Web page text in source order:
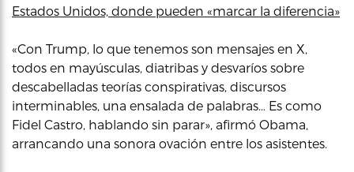
Estados Unidos, donde pueden «marcar la diferencia»
«Con Trump, lo que tenemos son mensajes en X,
todos en mayúsculas, diatribas y desvaríos sobre
descabelladas teorías conspirativas, discursos
interminables, una ensalada de palabras… Es como
Fidel Castro, hablando sin parar», afirmó Obama,
arrancando una sonora ovación entre los asistentes.